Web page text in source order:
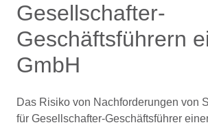
Gesellschafter-
Geschäftsführern
GmbH
Das Risiko von Nachforderungen von
für Gesellschafter-Geschäftsführer